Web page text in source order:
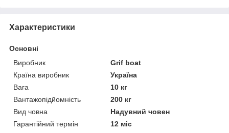
Характеристики
Основні
Виробник
Grif boat
Країна виробник
Україна
Вага
10 кг
Вантажопідйомність
200 кг
Вид човна
Надувний човен
Гарантійний термін
12 міс